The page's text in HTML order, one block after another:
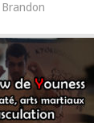
Brandon